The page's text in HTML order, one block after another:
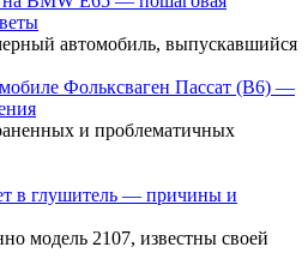
автомобиль, выпускавшийся
Фольксваген Пассат (B6) —
и проблематичных
в глушитель — причины и
модель 2107, известны своей